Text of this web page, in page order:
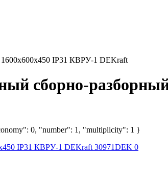
IP31 КВРУ-1 DEKraft
сборно-
0, "number": 1, "multiplicity": 1 }